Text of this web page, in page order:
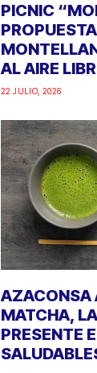
PICNIC
AL AIRE
22 JULIO, 2026
AZACONSA
MATCHA,
PRESENTE